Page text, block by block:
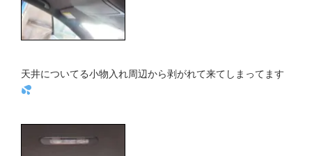
天井についてる小物入れ周辺から剥がれて来てしまってます